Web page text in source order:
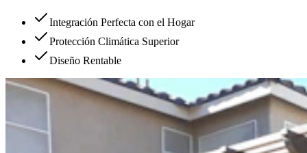
Integración Perfecta con el Hogar
Protección Climática Superior
Diseño Rentable